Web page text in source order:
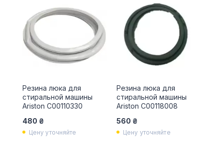
Резина люка для
стиральной машины
Ariston C00110330
480 ₴
Цену уточняйте
Резина люка для
стиральной машины
Ariston C00118008
560 ₴
Цену уточняйте